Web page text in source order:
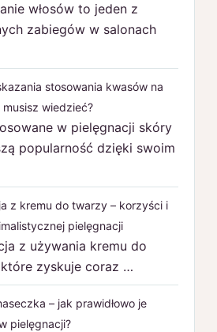
włosów to jeden z
zabiegów w salonach
stosowania kwasów na
wiedzieć?
w pielęgnacji skóry
popularność dzięki swoim
z kremu do twarzy – korzyści i
pielęgnacji
z używania kremu do
zyskuje coraz …
– jak prawidłowo je
pielęgnacji?